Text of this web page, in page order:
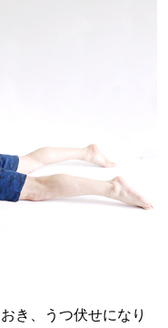
き、うつ伏せになり